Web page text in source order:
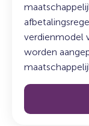
verdienmodel
worden